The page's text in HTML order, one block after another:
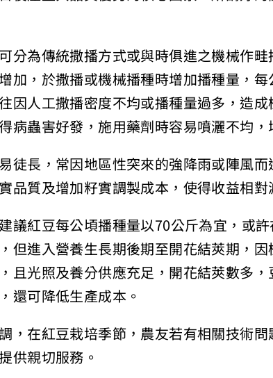
分為傳統撒播方式或與時俱進之機械作
加，於撒播或機械播種時增加播種量，
因人工撒播密度不均或播種量過多，造
病蟲害好發，施用藥劑時容易噴灑不均，
徒長，常因地區性突來的強降雨或陣風而
品質及增加籽實調製成本，使得收益相對
議紅豆每公頃播種量以70公斤為宜，或
但進入營養生長期後期至開花結莢期，
且光照及養分供應充足，開花結莢數多
還可降低生產成本。
，在紅豆栽培季節，農友若有相關技術問
供親切服務。